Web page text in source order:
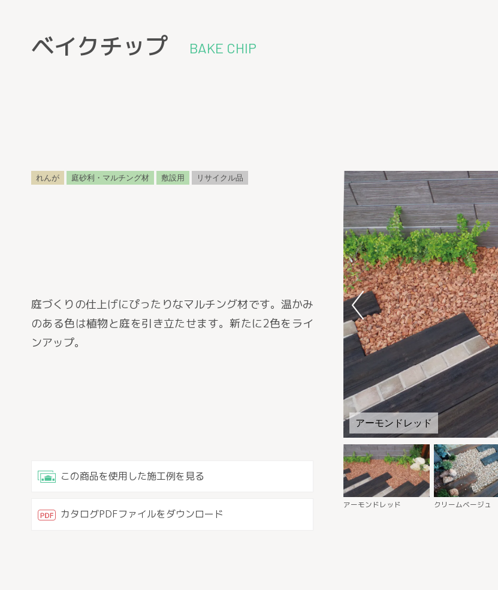
ベイクチップ BAKE CHIP
アーモンドレッド
アーモンドレッド クリームベージュ
れんが 庭砂利・マルチング材 敷設用 リサイクル品
庭づくりの仕上げにぴったりなマルチング材です。温かみ
のある色は植物と庭を引き立たせます。新たに2色をライ
ンアップ。
この商品を使用した施工例を見る
カタログPDFファイルをダウンロード